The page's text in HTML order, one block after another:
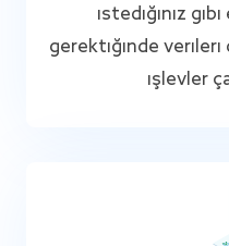
istediğiniz gibi
gerektiğinde
işlevler